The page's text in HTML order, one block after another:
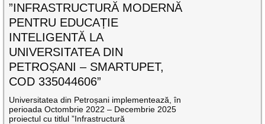
”INFRASTRUCTURĂ MODERNĂ
PENTRU EDUCAȚIE
INTELIGENTĂ LA
UNIVERSITATEA DIN
PETROȘANI – SMARTUPET,
COD 335044606”
Universitatea din Petroșani implementează, în
perioada Octombrie 2022 – Decembrie 2025
proiectul cu titlul ”Infrastructură